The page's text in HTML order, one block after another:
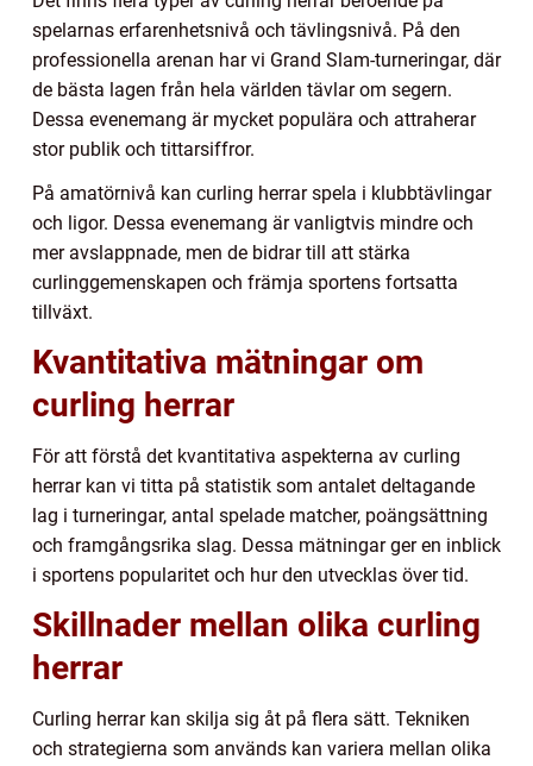
spelarnas erfarenhetsnivå och tävlingsnivå. På den
professionella arenan har vi Grand Slam-turneringar, där
de bästa lagen från hela världen tävlar om segern.
Dessa evenemang är mycket populära och attraherar
stor publik och tittarsiffror.
På amatörnivå kan curling herrar spela i klubbtävlingar
och ligor. Dessa evenemang är vanligtvis mindre och
mer avslappnade, men de bidrar till att stärka
curlinggemenskapen och främja sportens fortsatta
tillväxt.
Kvantitativa mätningar om
curling herrar
För att förstå det kvantitativa aspekterna av curling
herrar kan vi titta på statistik som antalet deltagande
lag i turneringar, antal spelade matcher, poängsättning
och framgångsrika slag. Dessa mätningar ger en inblick
i sportens popularitet och hur den utvecklas över tid.
Skillnader mellan olika curling
herrar
Curling herrar kan skilja sig åt på flera sätt. Tekniken
och strategierna som används kan variera mellan olika